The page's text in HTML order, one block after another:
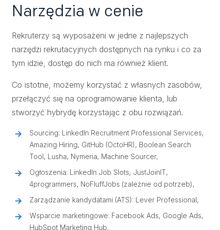
Narzędzia w cenie
Rekruterzy są wyposażeni w jedne z najlepszych
narzędzi rekrutacyjnych dostępnych na rynku i co za
tym idzie, dostęp do nich ma również klient.
Co istotne, możemy korzystać z własnych zasobów,
przełączyć się na oprogramowanie klienta, lub
stworzyć hybrydę korzystając z obu rozwiązań.
Sourcing: LinkedIn Recruitment Professional Services,
Amazing Hiring, GitHub (OctoHR), Boolean Search
Tool, Lusha, Nymeria, Machine Sourcer,
Ogłoszenia: LinkedIn Job Slots, JustJoinIT,
4programmers, NoFluffJobs (zależnie od potrzeb),
Zarządzanie kandydatami (ATS): Lever Professional,
Wsparcie marketingowe: Facebook Ads, Google Ads,
HubSpot Marketing Hub,